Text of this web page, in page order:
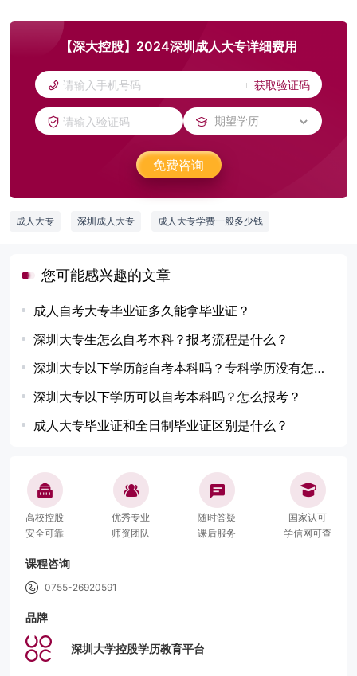
【深大控股】2024深圳成人大专详细费用
获取验证码
免费咨询
成人大专 深圳成人大专 成人大专学费一般多少钱
您可能感兴趣的文章
成人自考大专毕业证多久能拿毕业证？
深圳大专生怎么自考本科？报考流程是什么？
深圳大专以下学历能自考本科吗？专科学历没有怎么办？
深圳大专以下学历可以自考本科吗？怎么报考？
成人大专毕业证和全日制毕业证区别是什么？
高校控股
安全可靠
优秀专业
师资团队
随时答疑
课后服务
国家认可
学信网可查
课程咨询
0755-26920591
品牌
深圳大学控股学历教育平台